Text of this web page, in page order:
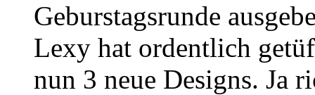
Geburstagsrunde
Lexy hat ordentlich
nun 3 neue Designs. Ja